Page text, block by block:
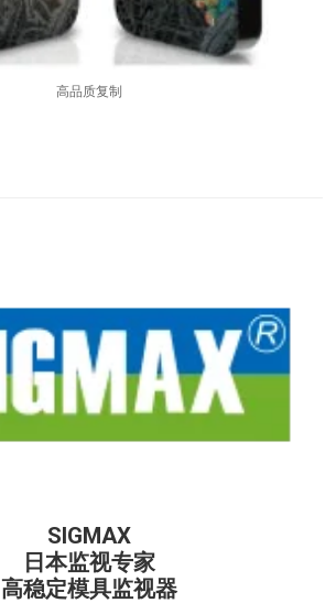
高品质复制
SIGMAX
日本监视专家
高稳定模具监视器